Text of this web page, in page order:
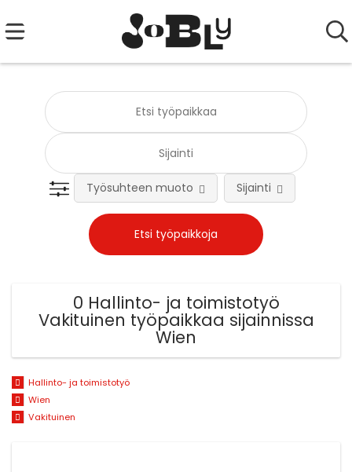
Työsuhteen muoto Sijainti
0 Hallinto- ja toimistotyö
Vakituinen työpaikkaa sijainnissa
Wien
Hallinto- ja toimistotyö
Wien
Vakituinen